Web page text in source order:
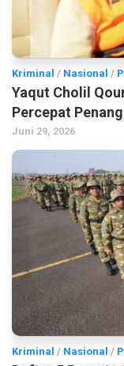
Kriminal / Nasional /
Yaqut Cholil
Percepat
Juni 29, 2026
Kriminal / Nasional /